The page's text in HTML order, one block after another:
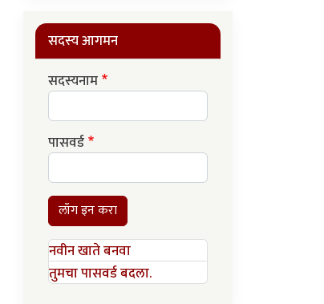
सदस्य आगमन
सदस्यनाम
पासवर्ड
लॉग इन करा
नवीन खाते बनवा
तुमचा पासवर्ड बदला.